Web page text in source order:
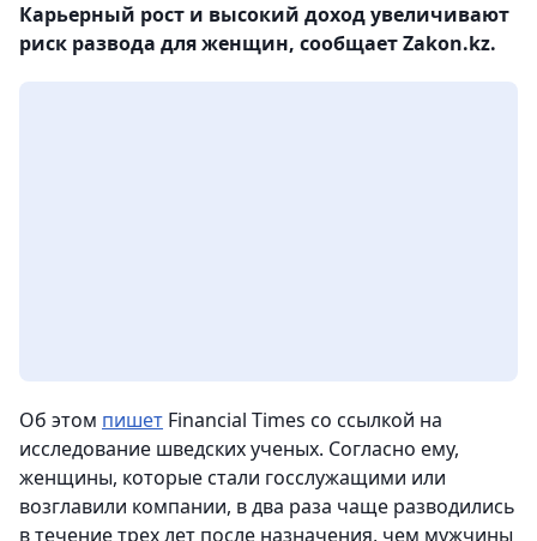
Карьерный рост и высокий доход увеличивают
риск развода для женщин, сообщает Zakon.kz.
Об этом пишет Financial Times со ссылкой на
исследование шведских ученых. Согласно ему,
женщины, которые стали госслужащими или
возглавили компании, в два раза чаще разводились
в течение трех лет после назначения, чем мужчины